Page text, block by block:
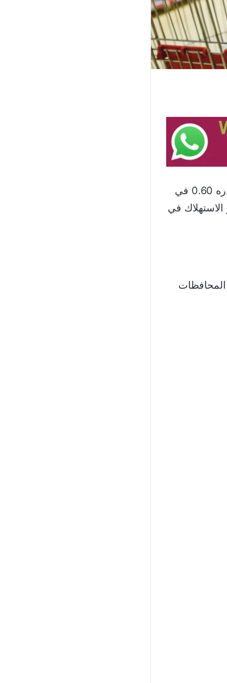
سجل مؤشر أسعار الاستهلاك في لبنان لشهر أيلول 2025 ارتفاعا وقدره 0.60 في
الاستهلاك في